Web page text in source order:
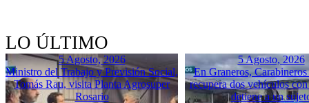
LO ÚLTIMO
5 Agosto, 2026
Ministro del Trabajo y Previsión Social,
Tomás Rau, visita Planta Agrosuper
Rosario
5 Agosto, 2026
En Graneros,
recupera dos vehículos
detiene a un